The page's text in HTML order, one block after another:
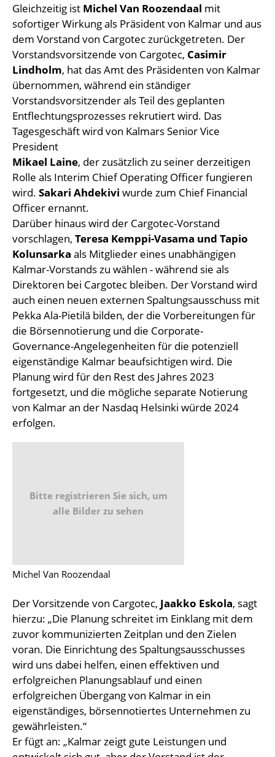
Gleichzeitig ist Michel Van Roozendaal mit
sofortiger Wirkung als Präsident von Kalmar und aus
dem Vorstand von Cargotec zurückgetreten. Der
Vorstandsvorsitzende von Cargotec, Casimir
Lindholm, hat das Amt des Präsidenten von Kalmar
übernommen, während ein ständiger
Vorstandsvorsitzender als Teil des geplanten
Entflechtungsprozesses rekrutiert wird. Das
Tagesgeschäft wird von Kalmars Senior Vice
President
Mikael Laine, der zusätzlich zu seiner derzeitigen
Rolle als Interim Chief Operating Officer fungieren
wird. Sakari Ahdekivi wurde zum Chief Financial
Officer ernannt.
Darüber hinaus wird der Cargotec-Vorstand
vorschlagen, Teresa Kemppi-Vasama und Tapio
Kolunsarka als Mitglieder eines unabhängigen
Kalmar-Vorstands zu wählen - während sie als
Direktoren bei Cargotec bleiben. Der Vorstand wird
auch einen neuen externen Spaltungsausschuss mit
Pekka Ala-Pietilä bilden, der die Vorbereitungen für
die Börsennotierung und die Corporate-
Governance-Angelegenheiten für die potenziell
eigenständige Kalmar beaufsichtigen wird. Die
Planung wird für den Rest des Jahres 2023
fortgesetzt, und die mögliche separate Notierung
von Kalmar an der Nasdaq Helsinki würde 2024
erfolgen.
Bitte registrieren Sie sich, um
alle Bilder zu sehen
Michel Van Roozendaal
Der Vorsitzende von Cargotec, Jaakko Eskola, sagt
hierzu: „Die Planung schreitet im Einklang mit dem
zuvor kommunizierten Zeitplan und den Zielen
voran. Die Einrichtung des Spaltungsausschusses
wird uns dabei helfen, einen effektiven und
erfolgreichen Planungsablauf und einen
erfolgreichen Übergang von Kalmar in ein
eigenständiges, börsennotiertes Unternehmen zu
gewährleisten.“
Er fügt an: „Kalmar zeigt gute Leistungen und